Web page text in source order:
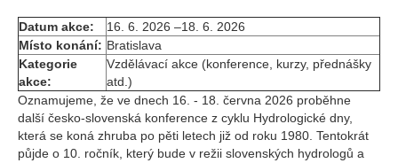
Datum akce:
16. 6. 2026 –18. 6. 2026
Místo konání: Bratislava
Kategorie
akce:
Vzdělávací akce (konference, kurzy, přednášky
atd.)
Oznamujeme, že ve dnech 16. - 18. června 2026 proběhne
další česko-slovenská konference z cyklu Hydrologické dny,
která se koná zhruba po pěti letech již od roku 1980. Tentokrát
půjde o 10. ročník, který bude v režii slovenských hydrologů a